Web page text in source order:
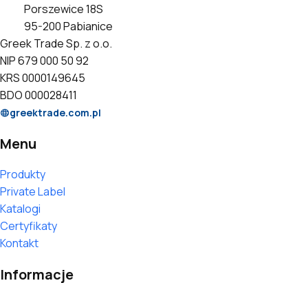
Porszewice 18S
95-200 Pabianice
Greek Trade Sp. z o.o.
NIP 679 000 50 92
KRS 0000149645
BDO 000028411
greektrade.com.pl
Menu
Produkty
Private Label
Katalogi
Certyfikaty
Kontakt
Informacje